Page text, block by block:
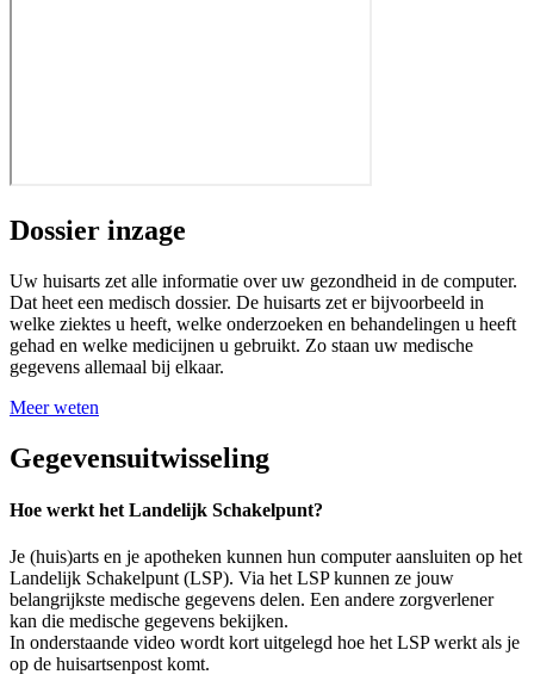
Dossier inzage
Uw huisarts zet alle informatie over uw gezondheid in de computer.
Dat heet een medisch dossier. De huisarts zet er bijvoorbeeld in
welke ziektes u heeft, welke onderzoeken en behandelingen u heeft
gehad en welke medicijnen u gebruikt. Zo staan uw medische
gegevens allemaal bij elkaar.
Meer weten
Gegevensuitwisseling
Hoe werkt het Landelijk Schakelpunt?
Je (huis)arts en je apotheken kunnen hun computer aansluiten op het
Landelijk Schakelpunt (LSP). Via het LSP kunnen ze jouw
belangrijkste medische gegevens delen. Een andere zorgverlener
kan die medische gegevens bekijken.
In onderstaande video wordt kort uitgelegd hoe het LSP werkt als je
op de huisartsenpost komt.